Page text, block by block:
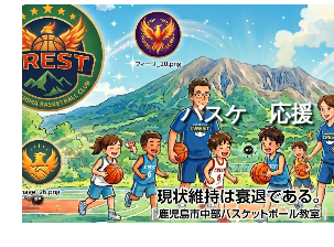
バスケ 応援